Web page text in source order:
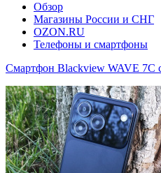
Обзор
Магазины России и СНГ
OZON.RU
Телефоны и смартфоны
Смартфон Blackview WAVE 7C